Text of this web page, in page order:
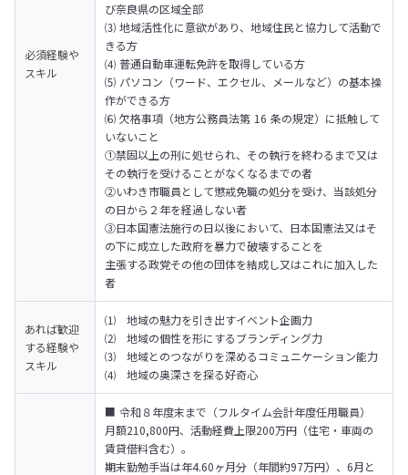
必須経験や
スキル
び奈良県の区域全部
⑶ 地域活性化に意欲があり、地域住民と協力して活動で
きる方
⑷ 普通自動車運転免許を取得している方
⑸ パソコン（ワード、エクセル、メールなど）の基本操
作ができる方
⑹ 欠格事項（地方公務員法第 16 条の規定）に抵触して
いないこと
①禁固以上の刑に処せられ、その執行を終わるまで又は
その執行を受けることがなくなるまでの者
②いわき市職員として懲戒免職の処分を受け、当該処分
の日から２年を経過しない者
③日本国憲法施行の日以後において、日本国憲法又はそ
の下に成立した政府を暴力で破壊することを
主張する政党その他の団体を結成し又はこれに加入した
者
あれば歓迎
する経験や
スキル
⑴　地域の魅力を引き出すイベント企画力
⑵　地域の個性を形にするブランディング力
⑶　地域とのつながりを深めるコミュニケーション能力
⑷　地域の奥深さを探る好奇心
■ 令和８年度末まで（フルタイム会計年度任用職員）
月額210,800円、活動経費上限200万円（住宅・車両の
賃貸借料含む）。
期末勤勉手当は年4.60ヶ月分（年間約97万円）、6月と